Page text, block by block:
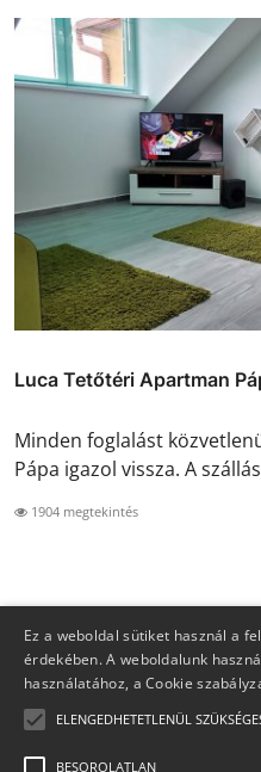
Luca Tetőtéri Apartman
Minden foglalást
Pápa igazol vissza. A
1904 megtekintés
Ez a weboldal sütiket használ a
érdekében. A weboldalunk
használatához, a Cookie
ELENGEDHETETLENÜL
BESOROLATLAN